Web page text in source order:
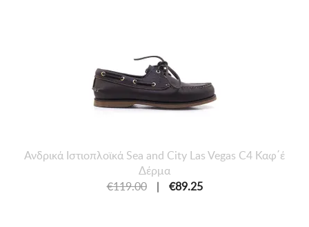
Ανδρικά Ιστιοπλοϊκά Sea and City Las Vegas C4 Καφ΄έ
Δέρμα
€119.00
| €89.25